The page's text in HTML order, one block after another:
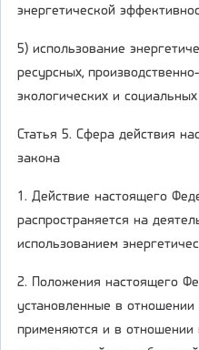
энергетической
5) использование
ресурсных,
экологических и
Статья 5. Сфера действия
закона
1. Действие настоящего
распространяется на
использованием
2. Положения настоящего
установленные в отношении
применяются и в отношении